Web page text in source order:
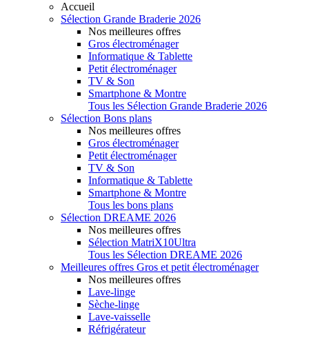
Accueil
Sélection Grande Braderie 2026
Nos meilleures offres
Gros électroménager
Informatique & Tablette
Petit électroménager
TV & Son
Smartphone & Montre
Tous les Sélection Grande Braderie 2026
Sélection Bons plans
Nos meilleures offres
Gros électroménager
Petit électroménager
TV & Son
Informatique & Tablette
Smartphone & Montre
Tous les bons plans
Sélection DREAME 2026
Nos meilleures offres
Sélection MatriX10Ultra
Tous les Sélection DREAME 2026
Meilleures offres Gros et petit électroménager
Nos meilleures offres
Lave-linge
Sèche-linge
Lave-vaisselle
Réfrigérateur